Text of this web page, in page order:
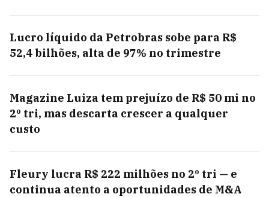
Lucro líquido da Petrobras sobe para R$
52,4 bilhões, alta de 97% no trimestre
Magazine Luiza tem prejuízo de R$ 50 mi no
2º tri, mas descarta crescer a qualquer
custo
Fleury lucra R$ 222 milhões no 2º tri — e
continua atento a oportunidades de M&A